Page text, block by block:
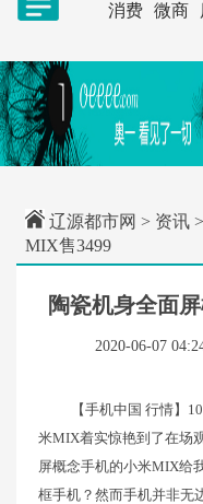
消费
微商
辽源都市网 > 资讯
MIX售3499
陶瓷机身全面
2020-06-07
【手机中国 行情】
米MIX着实惊艳到了在场
屏概念手机的小米MIX给
框手机？然而手机并非无